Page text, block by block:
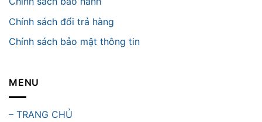
Chính sách đổi trả hàng
Chính sách bảo mật thông tin
MENU
– TRANG CHỦ